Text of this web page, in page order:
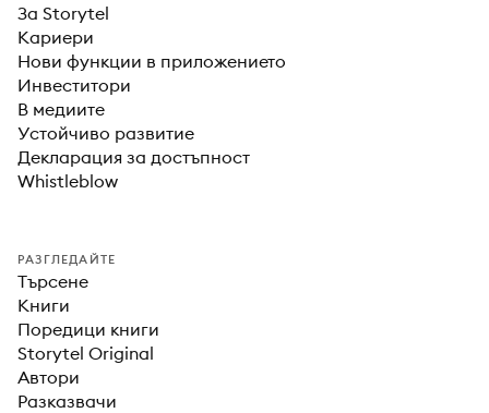
За Storytel
Кариери
Нови функции в приложението
Инвеститори
В медиите
Устойчиво развитие
Декларация за достъпност
Whistleblow
РАЗГЛЕДАЙТЕ
Търсене
Книги
Поредици книги
Storytel Original
Автори
Разказвачи